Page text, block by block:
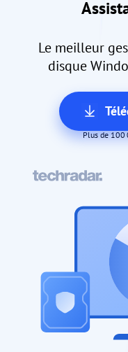
Le meilleur
disque
Plus de 100